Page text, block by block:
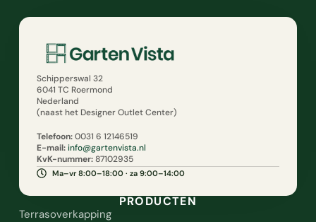
Schipperswal 32
6041 TC Roermond
Nederland
(naast het Designer Outlet Center)
Telefoon:0031 6 12146519
E-mail:info@gartenvista.nl
KvK-nummer:87102935
Ma–vr 8:00–18:00 · za 9:00–14:00
PRODUCTEN
Terrasoverkapping